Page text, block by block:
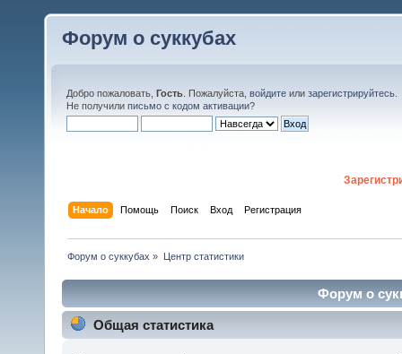
Форум о суккубах
Добро пожаловать, Гость . Пожалуйста, войдите или зарегистрируйтесь
Не получили письмо с кодом активации?
Начало Помощь Поиск Вход Регистрация
Форум о суккубах » Центр статистики
Форум о
Общая статистика